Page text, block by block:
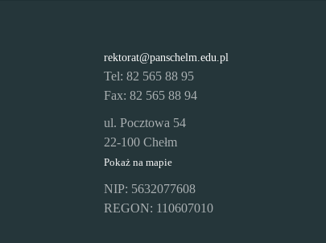
rektorat@panschelm.edu.pl
Tel: 82 565 88 95
Fax: 82 565 88 94
ul. Pocztowa 54
22-100 Chełm
Pokaż na mapie
NIP: 5632077608
REGON: 110607010